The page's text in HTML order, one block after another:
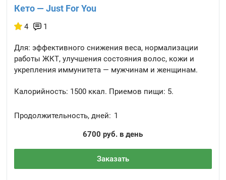
Кето — Just For You
4 1
Для: эффективного снижения веса, нормализации
работы ЖКТ, улучшения состояния волос, кожи и
укрепления иммунитета — мужчинам и женщинам.
Калорийность: 1500 ккал. Приемов пищи: 5.
Продолжительность, дней: 1
6700 руб. в день
Заказать